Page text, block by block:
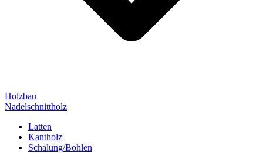
Holzbau
Nadelschnittholz
Latten
Kantholz
Schalung/Bohlen